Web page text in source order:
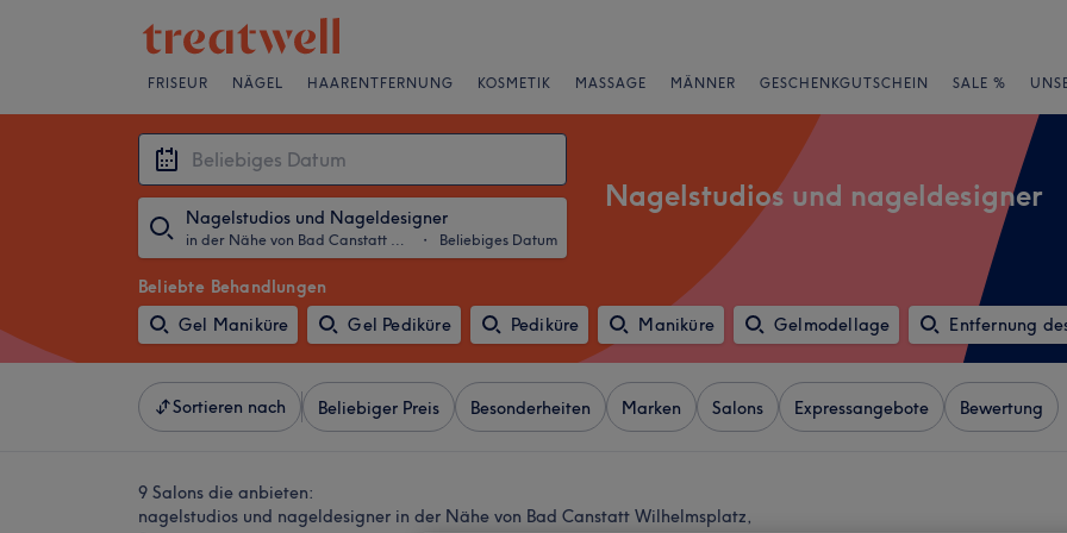
FRISEUR NÄGEL HAARENTFERNUNG KOSMETIK MASSAGE MÄNNER GESCHENKGUTSCHEIN SALE %
Nagelstudios und Nageldesigner
in der Nähe von Bad Canstatt Wilhelmsplatz, Stuttgart ・ Beliebiges Datum
Nagelstudios und nageldesigner
Beliebte Behandlungen
Gel Maniküre
Gel Pediküre Pediküre Maniküre Gelmodellage Entfernung
Sortieren nach Beliebiger Preis Besonderheiten Marken Salons Expressangebote Bewertung
9 Salons die anbieten:
nagelstudios und nageldesigner in der Nähe von Bad Canstatt Wilhelmsplatz,